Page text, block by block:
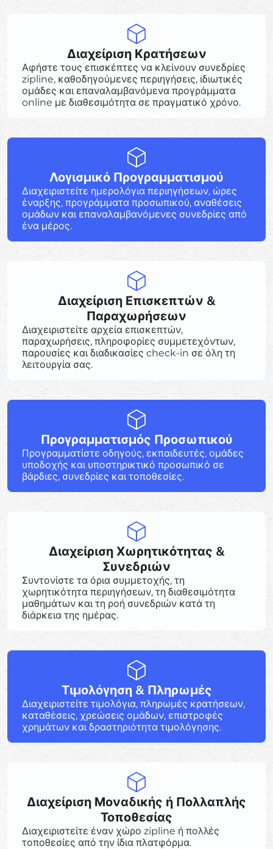
Διαχείριση Κρατήσεων
Αφήστε τους επισκέπτες να κλείνουν συνεδρίες
zipline, καθοδηγούμενες περιηγήσεις, ιδιωτικές
ομάδες και επαναλαμβανόμενα προγράμματα
online με διαθεσιμότητα σε πραγματικό χρόνο.
Λογισμικό Προγραμματισμού
Διαχειριστείτε ημερολόγια περιηγήσεων, ώρες
έναρξης, προγράμματα προσωπικού, αναθέσεις
ομάδων και επαναλαμβανόμενες συνεδρίες από
ένα μέρος.
Διαχείριση Επισκεπτών &
Παραχωρήσεων
Διαχειριστείτε αρχεία επισκεπτών,
παραχωρήσεις, πληροφορίες συμμετεχόντων,
παρουσίες και διαδικασίες check-in σε όλη τη
λειτουργία σας.
Προγραμματισμός Προσωπικού
Προγραμματίστε οδηγούς, εκπαιδευτές, ομάδες
υποδοχής και υποστηρικτικό προσωπικό σε
βάρδιες, συνεδρίες και τοποθεσίες.
Διαχείριση Χωρητικότητας &
Συνεδριών
Συντονίστε τα όρια συμμετοχής, τη
χωρητικότητα περιηγήσεων, τη διαθεσιμότητα
μαθημάτων και τη ροή συνεδριών κατά τη
διάρκεια της ημέρας.
Τιμολόγηση & Πληρωμές
Διαχειριστείτε τιμολόγια, πληρωμές κρατήσεων,
καταθέσεις, χρεώσεις ομάδων, επιστροφές
χρημάτων και δραστηριότητα τιμολόγησης.
Διαχείριση Μοναδικής ή Πολλαπλής
Τοποθεσίας
Διαχειριστείτε έναν χώρο zipline ή πολλές
τοποθεσίες από την ίδια πλατφόρμα.